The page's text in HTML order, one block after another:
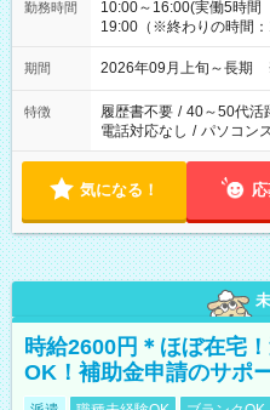
勤務時間
10:00～16:00(実働5時
19:00（※終わりの時間：
期間 2026年09月上旬～長期
特徴 履歴書不要 / 40～50代活
電話対応なし / パソコン
気になる！
時給2600円＊ほぼ在宅
OK！補助金申請のサポ